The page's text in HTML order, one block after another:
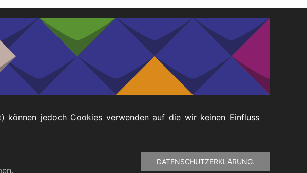
jedoch Cookies verwenden auf die wir keinen Einfluss
DATENSCHUTZERKLÄRUNG.